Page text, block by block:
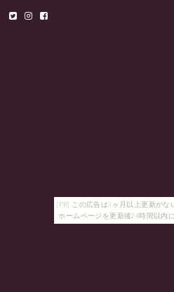
[PR] この広告は3ヶ月以上更新がな
ホームページを更新後24時間以内